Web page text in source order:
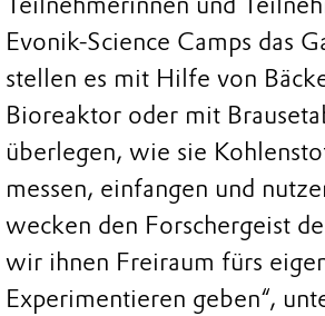
Evonik-Science Camps das
stellen es mit Hilfe von
Bioreaktor oder mit
überlegen, wie sie
messen, einfangen und
wecken den Forschergeist
wir ihnen Freiraum fürs
Experimentieren geben“,